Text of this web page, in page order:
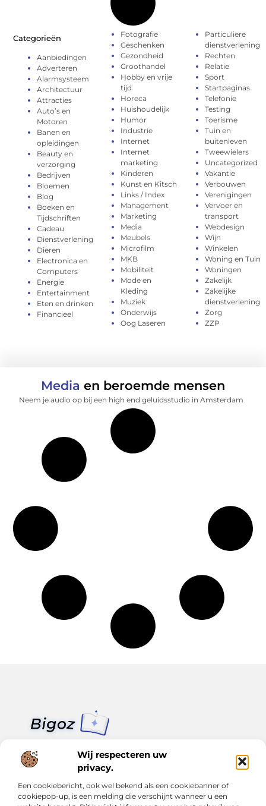
Wij respecteren uw
privacy.
Een cookiebericht, ook wel bekend als een cookiebanner of
cookiepop-up, is een melding die verschijnt wanneer u een
Categorieën
Aanbiedingen
Adverteren
Alarmsysteem
Architectuur
Attracties
Auto’s en
Motoren
Banen en
opleidingen
Beauty en
verzorging
Bedrijven
Bloemen
Blog
Boeken en
Tijdschriften
Cadeau
Dienstverlening
Dieren
Electronica en
Computers
Energie
Entertainment
Eten en drinken
Financieel
Fotografie
Geschenken
Gezondheid
Groothandel
Hobby en vrije
tijd
Horeca
Huishoudelijk
Humor
Industrie
Internet
Internet
marketing
Kinderen
Kunst en Kitsch
Links / Index
Management
Marketing
Media
Meubels
Microfilm
MKB
Mobiliteit
Mode en
Kleding
Muziek
Onderwijs
Oog Laseren
Particuliere
dienstverlening
Rechten
Relatie
Sport
Startpaginas
Telefonie
Testing
Toerisme
Tuin en
buitenleven
Tweewielers
Uncategorized
Vakantie
Verbouwen
Verenigingen
Vervoer en
transport
Webdesign
Wijn
Winkelen
Woning en Tuin
Woningen
Zakelijk
Zakelijke
dienstverlening
Zorg
ZZP
Media en beroemde mensen
Neem je audio op bij een high end geluidsstudio in Amsterdam
Lees inspirerende blogs en artikelen over het dagelijks leven,
actualiteit en meer.
Bericht categorie